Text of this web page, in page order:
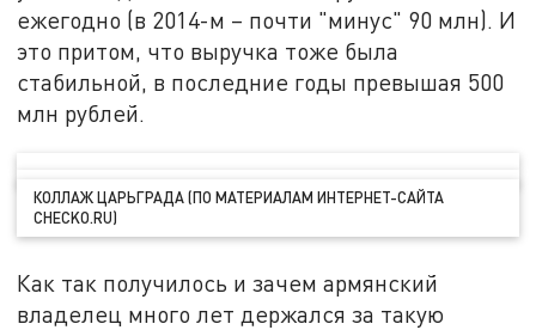
ежегодно (в 2014-м – почти "минус" 90 млн). И
это притом, что выручка тоже была
стабильной, в последние годы превышая 500
млн рублей.
КОЛЛАЖ ЦАРЬГРАДА (ПО МАТЕРИАЛАМ ИНТЕРНЕТ-САЙТА
CHECKO.RU)
Как так получилось и зачем армянский
владелец много лет держался за такую